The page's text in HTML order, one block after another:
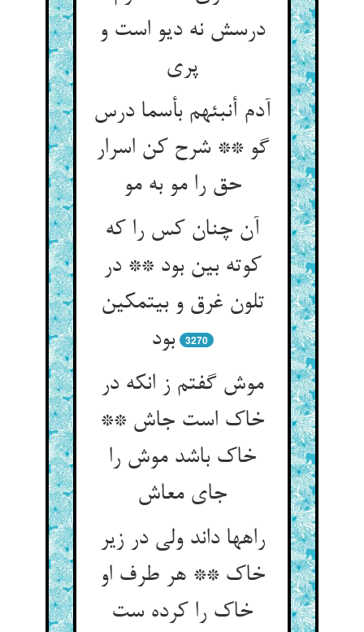
درسش نه دیو است و
پری‏
آدم أنبئهم بأسما درس
گو ** شرح کن اسرار
حق را مو به مو
آن چنان کس را که
کوته بین بود ** در
تلون غرق و بی‏تمکین
بود
3270
موش گفتم ز انکه در
خاک است جاش **
خاک باشد موش را
جای معاش‏
راهها داند ولی در زیر
خاک ** هر طرف او
خاک را کرده ست